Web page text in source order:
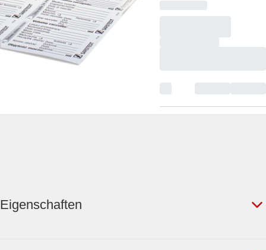
Eigenschaften